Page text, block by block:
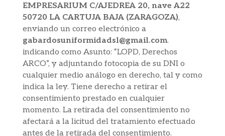
EMPRESARIUM C/AJEDREA 20, nave A22
50720 LA CARTUJA BAJA (ZARAGOZA),
enviando un correo electrónico a
gabardosuniformidadsl@gmail.com.
indicando como Asunto: “LOPD, Derechos
ARCO”, y adjuntando fotocopia de su DNI o
cualquier medio análogo en derecho, tal y como
indica la ley. Tiene derecho a retirar el
consentimiento prestado en cualquier
momento. La retirada del consentimiento no
afectará a la licitud del tratamiento efectuado
antes de la retirada del consentimiento.